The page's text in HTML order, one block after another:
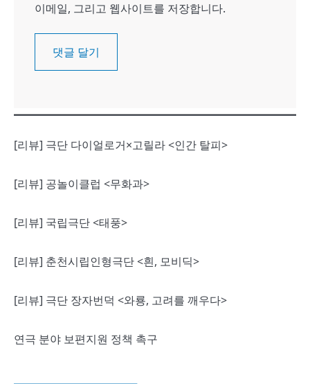
이메일, 그리고 웹사이트를 저장합니다.
[리뷰] 극단 다이얼로거×고릴라 <인간 탈피>
[리뷰] 공놀이클럽 <무화과>
[리뷰] 국립극단 <태풍>
[리뷰] 춘천시립인형극단 <흰, 모비딕>
[리뷰] 극단 장자번덕 <와룡, 고려를 깨우다>
연극 분야 보편지원 정책 촉구